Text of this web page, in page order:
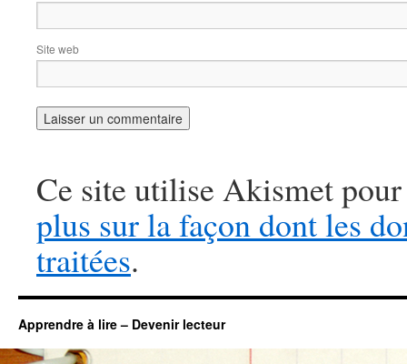
Site web
Ce site utilise Akismet
plus sur la façon dont les
traitées.
Apprendre à lire – Devenir lecteur